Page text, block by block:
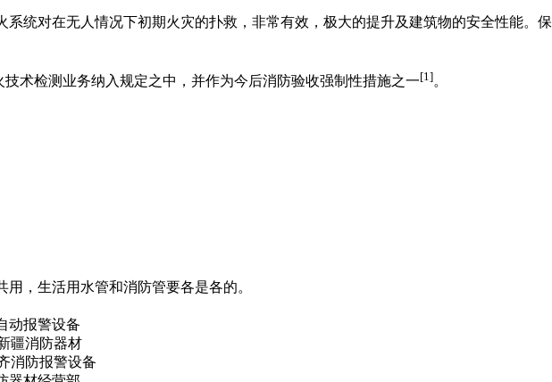
统对在无人情况下初期火灾的扑救，非常有效，极大的提升及建筑物的安全性能。保
术检测业务纳入规定之中，并作为今后消防验收强制性措施之一[1]。
，生活用水管和消防管要各是各的。
动报警设备
疆消防器材
消防报警设备